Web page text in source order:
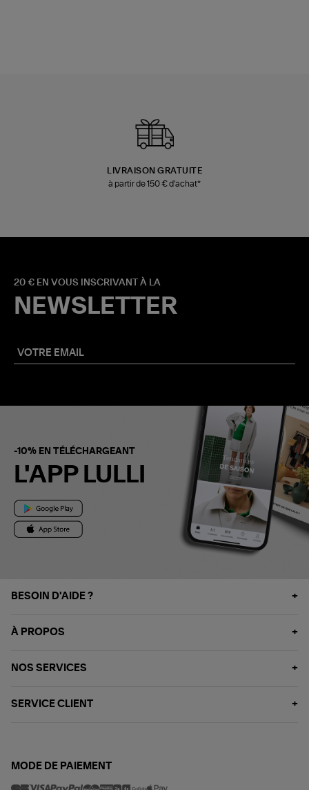
LIVRAISON GRATUITE
à partir de 150 € d'achat*
20 € EN VOUS INSCRIVANT À LA
NEWSLETTER
-10% EN TÉLÉCHARGEANT
L'APP LULLI
BESOIN D'AIDE ?
À PROPOS
NOS SERVICES
SERVICE CLIENT
MODE DE PAIEMENT